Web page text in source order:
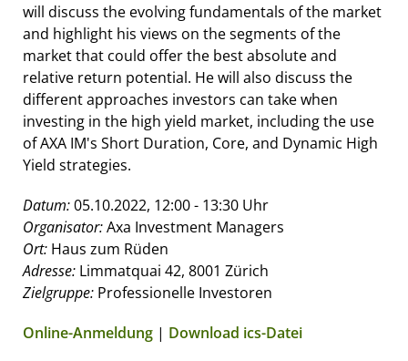
will discuss the evolving fundamentals of the market
and highlight his views on the segments of the
market that could offer the best absolute and
relative return potential. He will also discuss the
different approaches investors can take when
investing in the high yield market, including the use
of AXA IM's Short Duration, Core, and Dynamic High
Yield strategies.
Datum:05.10.2022, 12:00 - 13:30 Uhr
Organisator:Axa Investment Managers
Ort: Haus zum Rüden
Adresse: Limmatquai 42, 8001 Zürich
Zielgruppe: Professionelle Investoren
Online-Anmeldung | Download ics-Datei